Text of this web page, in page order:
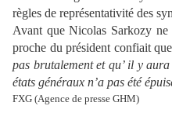
règles de représentativité des
Avant que Nicolas Sarkozy ne
proche du président confiait
pas brutalement et qu’ il y
états généraux n’a pas été
FXG (Agence de presse GHM)